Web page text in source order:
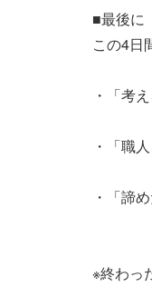
■最後に
この4日
・「考
・「職
・「諦
※終わっ